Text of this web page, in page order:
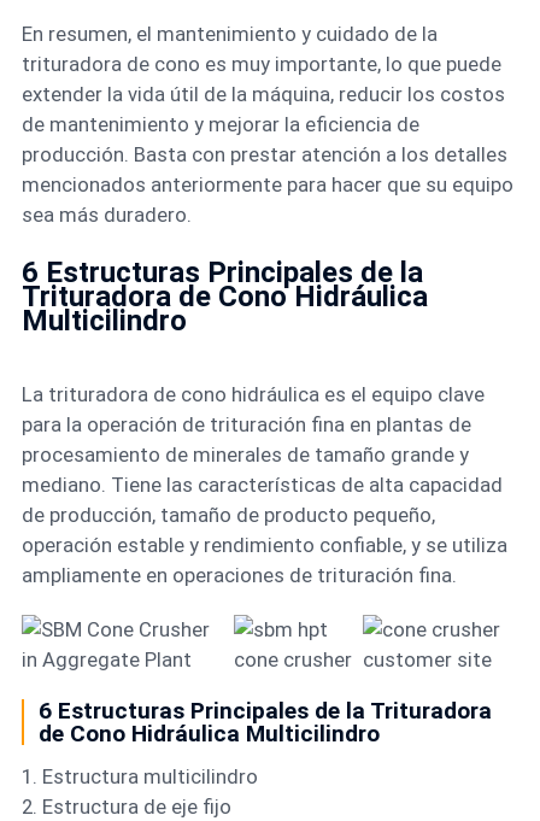
En resumen, el mantenimiento y cuidado de la
trituradora de cono es muy importante, lo que puede
extender la vida útil de la máquina, reducir los costos
de mantenimiento y mejorar la eficiencia de
producción. Basta con prestar atención a los detalles
mencionados anteriormente para hacer que su equipo
sea más duradero.
6 Estructuras Principales de la
Trituradora de Cono Hidráulica
Multicilindro
La trituradora de cono hidráulica es el equipo clave
para la operación de trituración fina en plantas de
procesamiento de minerales de tamaño grande y
mediano. Tiene las características de alta capacidad
de producción, tamaño de producto pequeño,
operación estable y rendimiento confiable, y se utiliza
ampliamente en operaciones de trituración fina.
6 Estructuras Principales de la Trituradora
de Cono Hidráulica Multicilindro
1. Estructura multicilindro
2. Estructura de eje fijo